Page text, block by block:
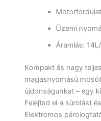
Üzemi
Áramlás:
Kompakt és nagy
magasnyomású
újdonságunkat – egy
Felejtsd el a súrolást
Elektromos